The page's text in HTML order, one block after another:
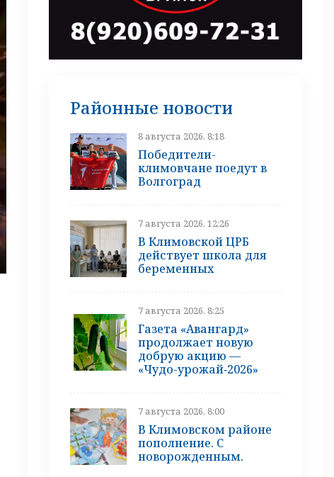
Районные новости
8 августа 2026, 8:18
Победители-
климовчане поедут в
Волгоград
7 августа 2026, 12:26
В Климовской ЦРБ
действует школа для
беременных
7 августа 2026, 8:25
Газета «Авангард»
продолжает новую
добрую акцию —
«Чудо-урожай‑2026»
7 августа 2026, 8:00
В Климовском районе
пополнение. С
новорожденным.